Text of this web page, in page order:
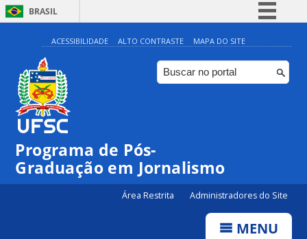
BRASIL
Simplifique!
Comunica BR
Participe
ACESSIBILIDADE ALTO CONTRASTE MAPA DO SITE
Programa de Pós-
Graduação em Jornalismo
Área Restrita Administradores do Site
MENU